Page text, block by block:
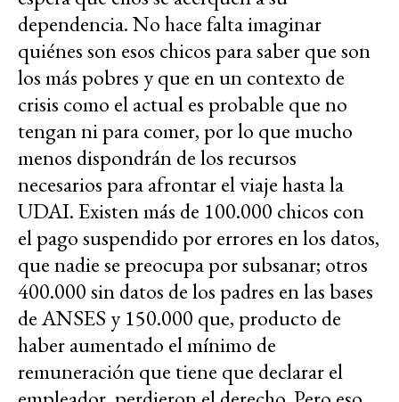
dependencia. No hace falta imaginar
quiénes son esos chicos para saber que son
los más pobres y que en un contexto de
crisis como el actual es probable que no
tengan ni para comer, por lo que mucho
menos dispondrán de los recursos
necesarios para afrontar el viaje hasta la
UDAI. Existen más de 100.000 chicos con
el pago suspendido por errores en los datos,
que nadie se preocupa por subsanar; otros
400.000 sin datos de los padres en las bases
de ANSES y 150.000 que, producto de
haber aumentado el mínimo de
remuneración que tiene que declarar el